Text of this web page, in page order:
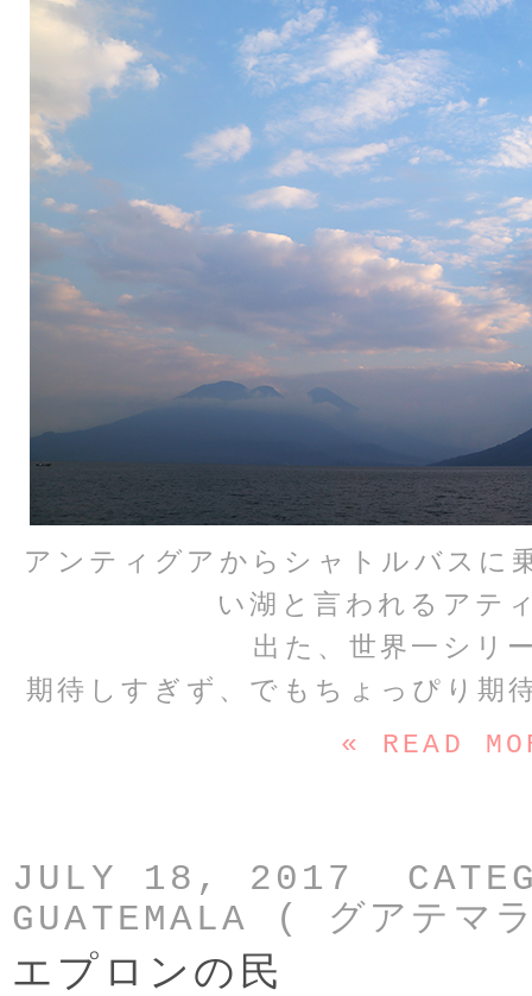
アンティグアからシャトルバスに
い湖と言われるアテ
出た、世界一シリ
期待しすぎず、でもちょっぴり期
« READ
JULY 18, 2017
GUATEMALA ( グアテマ
エプロンの民